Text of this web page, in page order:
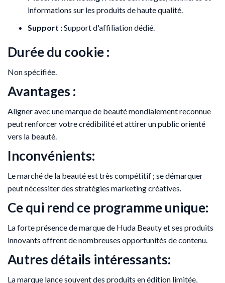
informations sur les produits de haute qualité.
Support :Support d'affiliation dédié.
Durée du cookie :
Non spécifiée.
Avantages :
Aligner avec une marque de beauté mondialement reconnue
peut renforcer votre crédibilité et attirer un public orienté
vers la beauté.
Inconvénients:
Le marché de la beauté est très compétitif ; se démarquer
peut nécessiter des stratégies marketing créatives.
Ce qui rend ce programme unique:
La forte présence de marque de Huda Beauty et ses produits
innovants offrent de nombreuses opportunités de contenu.
Autres détails intéressants:
La marque lance souvent des produits en édition limitée,